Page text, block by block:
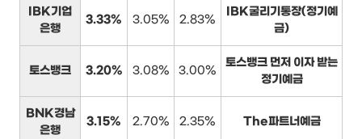
IBK기업
은행
3.33% 3.05% 2.83%
IBK굴리기통장(정기예
금)
토스뱅크 3.20% 3.08% 3.00%
토스뱅크 먼저 이자 받는
정기예금
BNK경남
은행
3.15% 2.70% 2.35% The파트너예금